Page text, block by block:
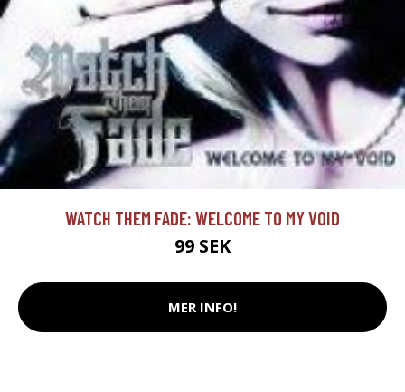
WATCH THEM FADE: WELCOME TO MY VOID
99 SEK
MER INFO!